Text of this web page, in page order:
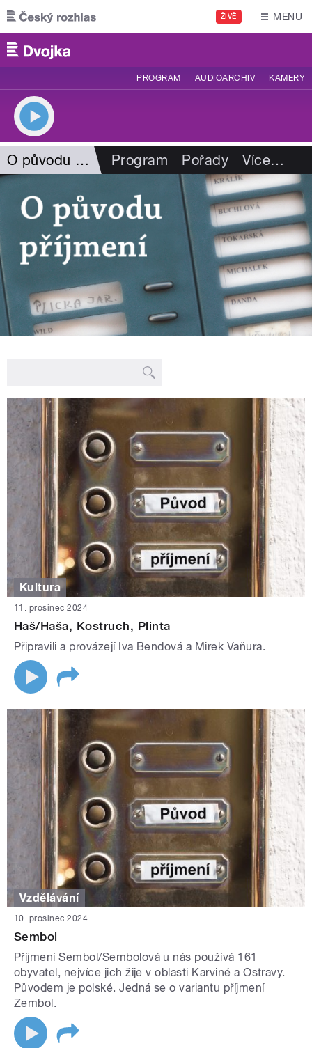
Přejít k hlavnímu obsahu
ŽIVĚ MENU
PROGRAM AUDIOARCHIV KAMERY
O původu příjmení Program Pořady Více…
Kultura
11. prosinec 2024
Haš/Haša, Kostruch, Plinta
Připravili a provázejí Iva Bendová a Mirek Vaňura.
Vzdělávání
10. prosinec 2024
Sembol
Příjmení Sembol/Sembolová u nás používá 161
obyvatel, nejvíce jich žije v oblasti Karviné a Ostravy.
Původem je polské. Jedná se o variantu příjmení
Zembol.